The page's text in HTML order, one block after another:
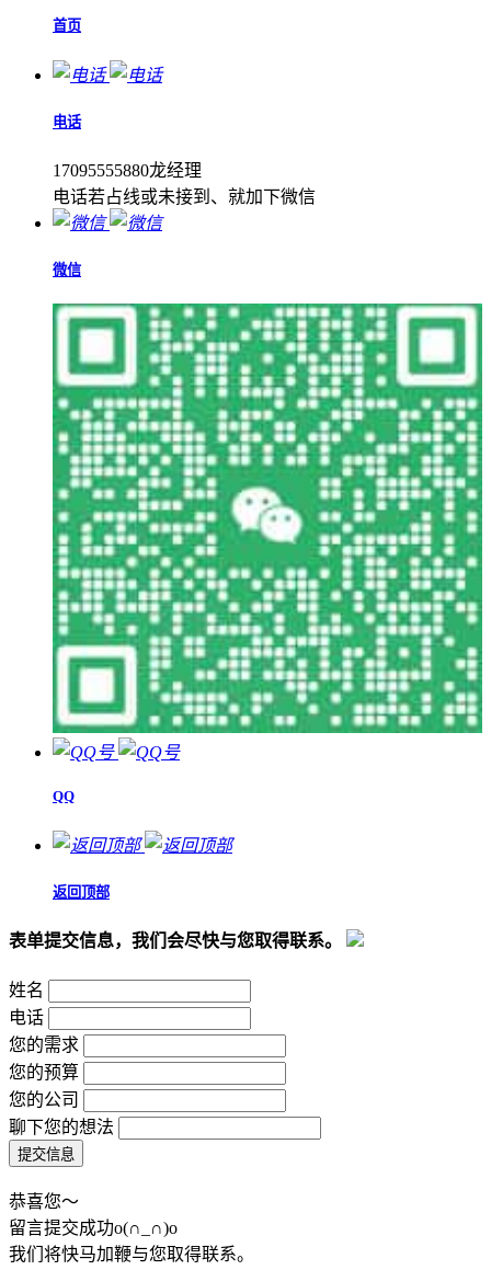
首页
电话
17095555880龙经理
电话若占线或未接到、就加下微信
微信
QQ
返回顶部
表单提交信息，我们会尽快与您取得联系。
姓名
电话
您的需求
您的预算
您的公司
聊下您的想法
恭喜您～
留言提交成功o(∩_∩)o
我们将快马加鞭与您取得联系。